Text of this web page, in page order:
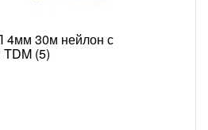
4мм 30м нейлон с
TDM (5)